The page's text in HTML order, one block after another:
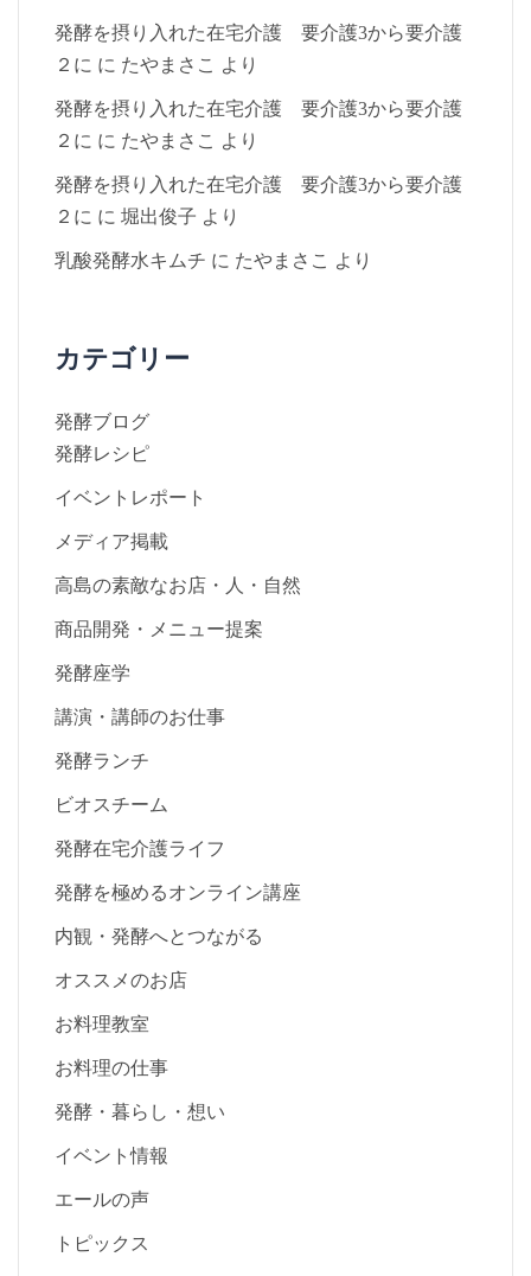
発酵を摂り入れた在宅介護 要介護3から要介護
２に に たやまさこ より
発酵を摂り入れた在宅介護 要介護3から要介護
２に に たやまさこ より
発酵を摂り入れた在宅介護 要介護3から要介護
２に に 堀出俊子 より
乳酸発酵水キムチ に たやまさこ より
カテゴリー
発酵ブログ
発酵レシピ
イベントレポート
メディア掲載
高島の素敵なお店・人・自然
商品開発・メニュー提案
発酵座学
講演・講師のお仕事
発酵ランチ
ビオスチーム
発酵在宅介護ライフ
発酵を極めるオンライン講座
内観・発酵へとつながる
オススメのお店
お料理教室
お料理の仕事
発酵・暮らし・想い
イベント情報
エールの声
トピックス